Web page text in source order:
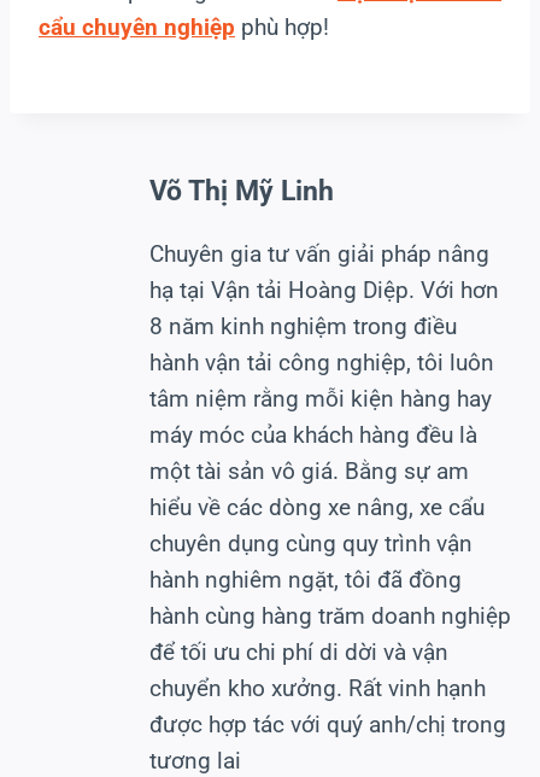
cẩu chuyên nghiệp phù hợp!
Võ Thị Mỹ Linh
Chuyên gia tư vấn giải pháp nâng
hạ tại Vận tải Hoàng Diệp. Với hơn
8 năm kinh nghiệm trong điều
hành vận tải công nghiệp, tôi luôn
tâm niệm rằng mỗi kiện hàng hay
máy móc của khách hàng đều là
một tài sản vô giá. Bằng sự am
hiểu về các dòng xe nâng, xe cẩu
chuyên dụng cùng quy trình vận
hành nghiêm ngặt, tôi đã đồng
hành cùng hàng trăm doanh nghiệp
để tối ưu chi phí di dời và vận
chuyển kho xưởng. Rất vinh hạnh
được hợp tác với quý anh/chị trong
tương lai